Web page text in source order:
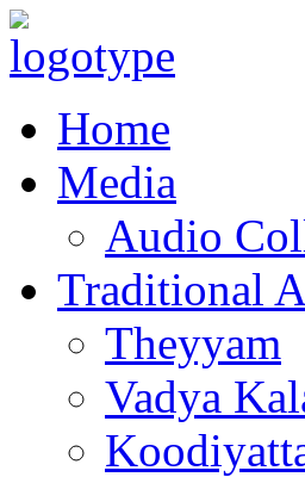
Home
Media
Audio
Traditional
Theyyam
Vadya